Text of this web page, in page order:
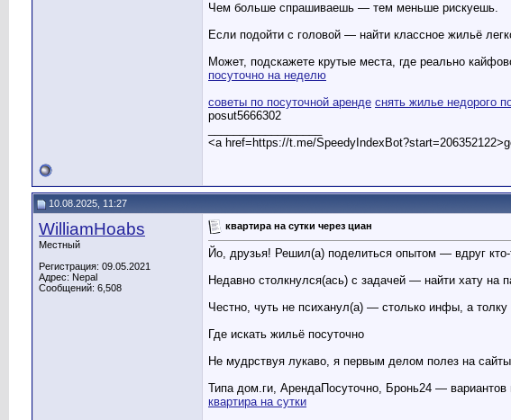
Чем больше спрашиваешь — тем меньше рискуешь.
Если подойти с головой — найти классное жильё
Может, подскажете крутые места, где реально
посуточно на неделю
советы по посуточной аренде снять жилье недорого
posut5666302
<a href=https://t.me/
10.08.2025, 11:27
WilliamHoabs
Местный
Регистрация: 09.05.2021
Адрес: Nepal
Сообщений: 6,508
квартира на сутки через циан
Йо, друзья! Решил(а) поделиться опытом — вдруг
Недавно столкнулся(ась) с задачей — найти хату на
Честно, чуть не психанул(а) — столько инфы, а
Где искать жильё посуточно
Не мудрствуя лукаво, я первым делом полез на
Типа дом.ги, АрендаПосуточно, Бронь24 —
квартира на сутки